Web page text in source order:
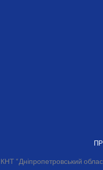
КНТ “Дніпропетровський